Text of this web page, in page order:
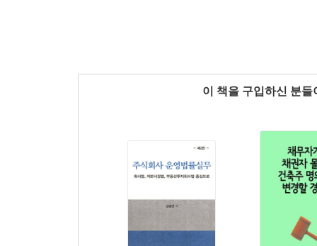
이 책을 구입하신 분